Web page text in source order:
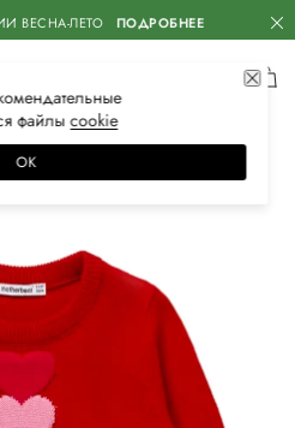
ВЕСНА-ЛЕТО ПОДРОБНЕЕ
Трикотаж
файлысооkiе
ОК